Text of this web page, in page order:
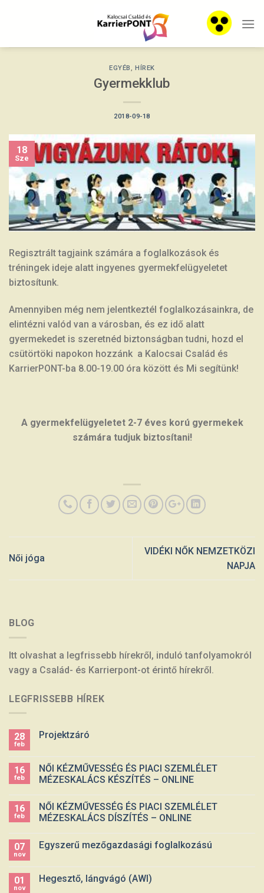
EGYÉB,HÍREK
Gyermekklub
2018-09-18
18
Sze
Regisztrált tagjaink számára a foglalkozások és
tréningek ideje alatt ingyenes gyermekfelügyeletet
biztosítunk.
Amennyiben még nem jelentkeztél foglalkozásainkra, de
elintézni valód van a városban, és ez idő alatt
gyermekedet is szeretnéd biztonságban tudni, hozd el
csütörtöki napokon hozzánk a Kalocsai Család és
KarrierPONT-ba 8.00-19.00 óra között és Mi segítünk!
A gyermekfelügyeletet 2-7 éves korú gyermekek
számára tudjuk biztosítani!
Női jóga
VIDÉKI NŐK NEMZETKÖZI
NAPJA
BLOG
Itt olvashat a legfrissebb hírekről, induló tanfolyamokról
vagy a Család- és Karrierpont-ot érintő hírekről.
LEGFRISSEBB HÍREK
28
feb
Projektzáró
16
feb
NŐI KÉZMŰVESSÉG ÉS PIACI SZEMLÉLET
MÉZESKALÁCS KÉSZÍTÉS – ONLINE
16
feb
NŐI KÉZMŰVESSÉG ÉS PIACI SZEMLÉLET
MÉZESKALÁCS DÍSZÍTÉS – ONLINE
07
nov
Egyszerű mezőgazdasági foglalkozású
01
nov
Hegesztő, lángvágó (AWI)